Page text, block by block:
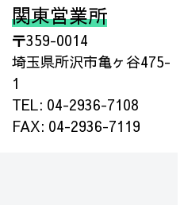
関東営業所
〒359-0014
埼玉県所沢市亀ヶ谷475-
1
TEL: 04-2936-7108
FAX: 04-2936-7119